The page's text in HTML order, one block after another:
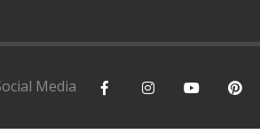
Media